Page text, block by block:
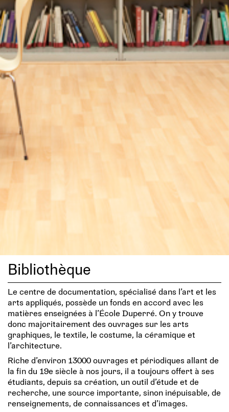
Bibliothèque
Le centre de documentation, spécialisé dans l’art et les
arts appliqués, possède un fonds en accord avec les
matières enseignées à l’École Duperré. On y trouve
donc majoritairement des ouvrages sur les arts
graphiques, le textile, le costume, la céramique et
l’architecture.
Riche d’environ 13000 ouvrages et périodiques allant de
la fin du 19e siècle à nos jours, il a toujours offert à ses
étudiants, depuis sa création, un outil d’étude et de
recherche, une source importante, sinon inépuisable, de
renseignements, de connaissances et d’images.